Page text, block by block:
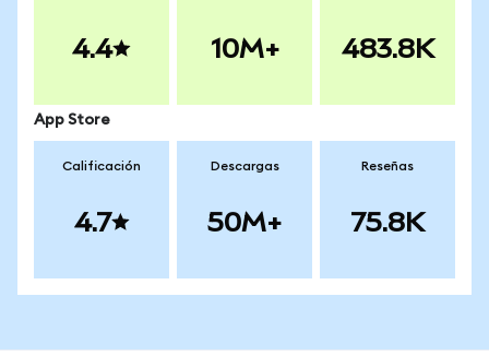
4.4 10M+ 483.8K
App Store
Calificación
4.7
Descargas
50M+
Reseñas
75.8K